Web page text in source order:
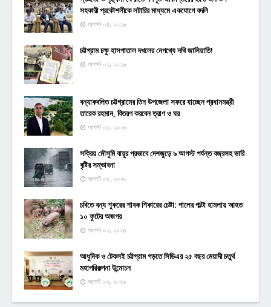
সহকারী প্রকৌশলীকে লটারির মাধ্যমে একযোগে বদলি
আগস্ট ০৪, ২০২৬
চট্টগ্রাম চক্ষু হাসপাতাল দখলের নেপথ্যে নথি জালিয়াতি!
আগস্ট ০২, ২০২৬
বন্যাকবলিত চট্টগ্রামের তিন উপজেলা সফরে যাচ্ছেন প্রধানমন্ত্রী
তারেক রহমান, বিতরণ করবেন ত্রাণ ও ঘর
আগস্ট ০৩, ২০২৬
সক্রিয় মৌসুমি বায়ুর প্রভাবে দেশজুড়ে ৯ আগস্ট পর্যন্ত বজ্রসহ ভারি
বৃষ্টির সম্ভাবনা
আগস্ট ০৫, ২০২৬
চবিতে বন্য শূকরের শাবক শিকারের চেষ্টা: পালের পাল্টা হামলায় আহত
১০ ফুটের অজগর
আগস্ট ০২, ২০২৬
আধুনিক ও টেকসই চট্টগ্রাম গড়তে সিডিএর ২৫ বছর মেয়াদী চতুর্থ
মহাপরিকল্পনা উন্মোচন
আগস্ট ০২, ২০২৬